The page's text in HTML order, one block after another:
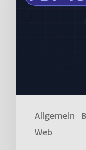
Allgemein
Web
Source-